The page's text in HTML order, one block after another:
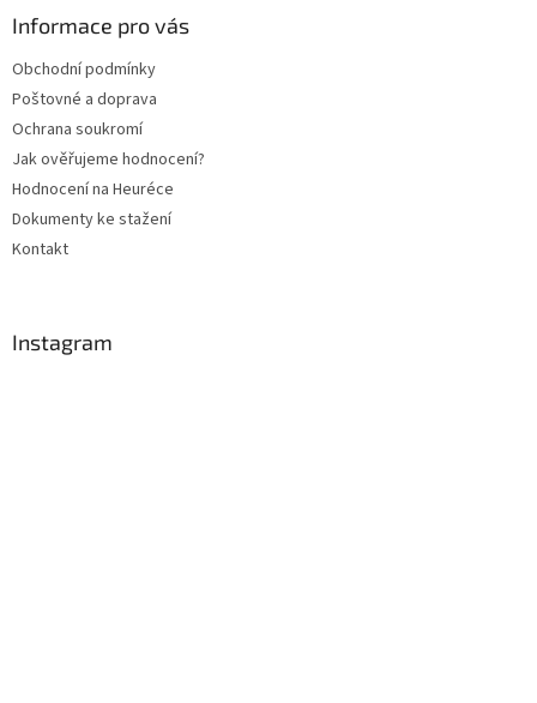
Informace pro vás
Obchodní podmínky
Poštovné a doprava
Ochrana soukromí
Jak ověřujeme hodnocení?
Hodnocení na Heuréce
Dokumenty ke stažení
Kontakt
Instagram